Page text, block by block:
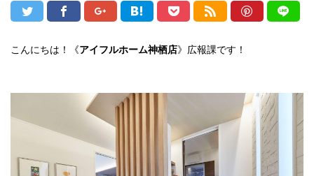
こんにちは！《アイフルホーム神栖店》広報課です！